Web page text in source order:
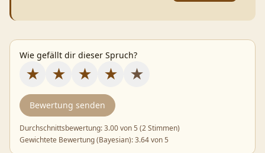
Wie gefällt dir dieser Spruch?
★ ★ ★ ★ ★
Bewertung senden
Durchschnittsbewertung:3.00von 5 (2 Stimmen)
Gewichtete Bewertung (Bayesian):3.64von 5